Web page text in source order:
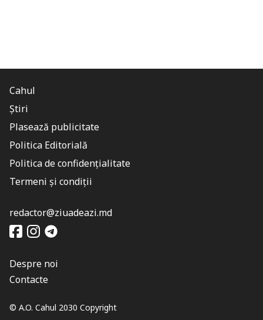
© A.O. Cahul 2030 Copyright
Cahul
Știri
Plasează publicitate
Politica Editorială
Politica de confidențialitate
Termeni și condiții
redactor@ziuadeazi.md
Despre noi
Contacte